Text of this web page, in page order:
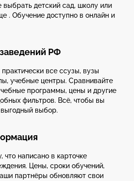
детский сад, школу или
. Обучение доступно в онлайн и
РФ
все ссузы, вузы
учебные центры. Сравнивайте
программы, цены и другие
фильтров. Всё, чтобы вы
выбор.
написано в карточке
Цены, сроки обучений,
партнёры обновляют свои